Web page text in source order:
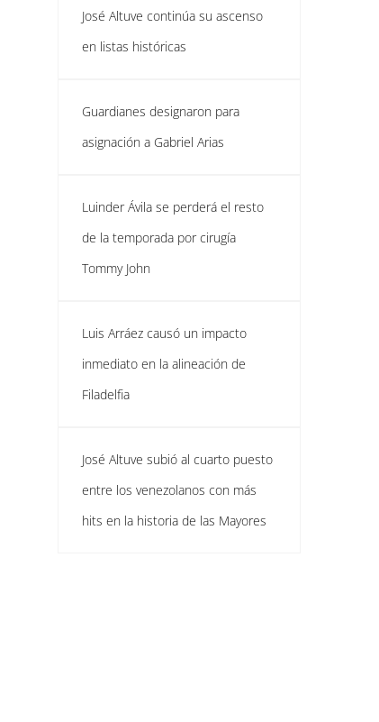
José Altuve continúa su ascenso
en listas históricas
Guardianes designaron para
asignación a Gabriel Arias
Luinder Ávila se perderá el resto
de la temporada por cirugía
Tommy John
Luis Arráez causó un impacto
inmediato en la alineación de
Filadelfia
José Altuve subió al cuarto puesto
entre los venezolanos con más
hits en la historia de las Mayores